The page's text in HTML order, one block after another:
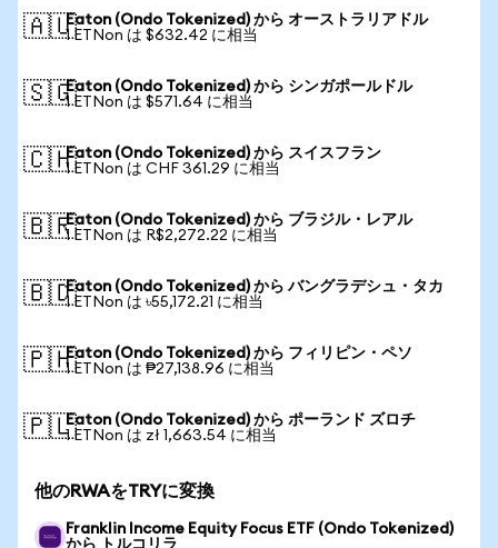
🇦🇺Eaton (Ondo Tokenized) から オーストラリアドル
1 ETNon は $632.42 に相当
🇸🇬Eaton (Ondo Tokenized) から シンガポールドル
1 ETNon は $571.64 に相当
🇨🇭Eaton (Ondo Tokenized) から スイスフラン
1 ETNon は CHF 361.29 に相当
🇧🇷Eaton (Ondo Tokenized) から ブラジル・レアル
1 ETNon は R$2,272.22 に相当
🇧🇩Eaton (Ondo Tokenized) から バングラデシュ・タカ
1 ETNon は ৳55,172.21 に相当
🇵🇭Eaton (Ondo Tokenized) から フィリピン・ペソ
1 ETNon は ₱27,138.96 に相当
🇵🇱Eaton (Ondo Tokenized) から ポーランド ズロチ
1 ETNon は zł 1,663.54 に相当
他のRWAをTRYに変換
Franklin Income Equity Focus ETF (Ondo Tokenized)
から トルコリラ